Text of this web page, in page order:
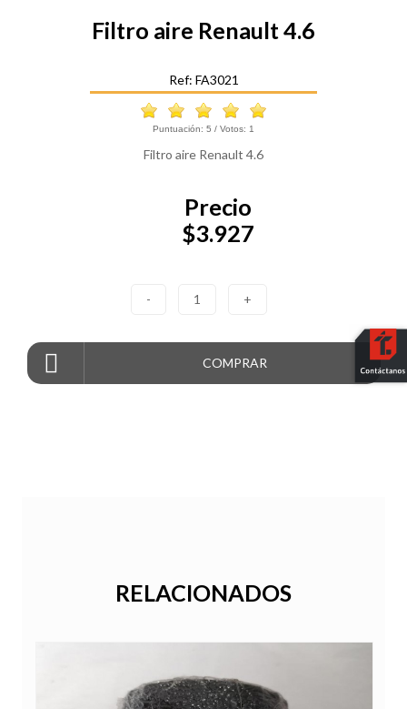
Filtro aire Renault 4.6
Ref: FA3021
Puntuación: 5 / Votos: 1
Filtro aire Renault 4.6
Precio
$3.927
- 1 +
COMPRAR
RELACIONADOS